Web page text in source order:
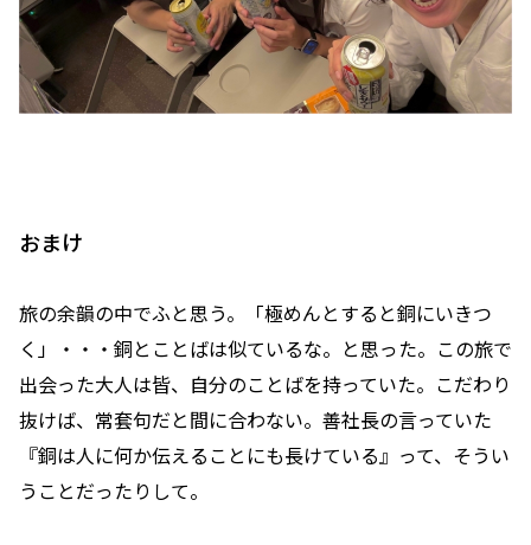
おまけ
旅の余韻の中でふと思う。「極めんとすると銅にいきつ
く」・・・銅とことばは似ているな。と思った。この旅で
出会った大人は皆、自分のことばを持っていた。こだわり
抜けば、常套句だと間に合わない。善社長の言っていた
『銅は人に何か伝えることにも長けている』って、そうい
うことだったりして。